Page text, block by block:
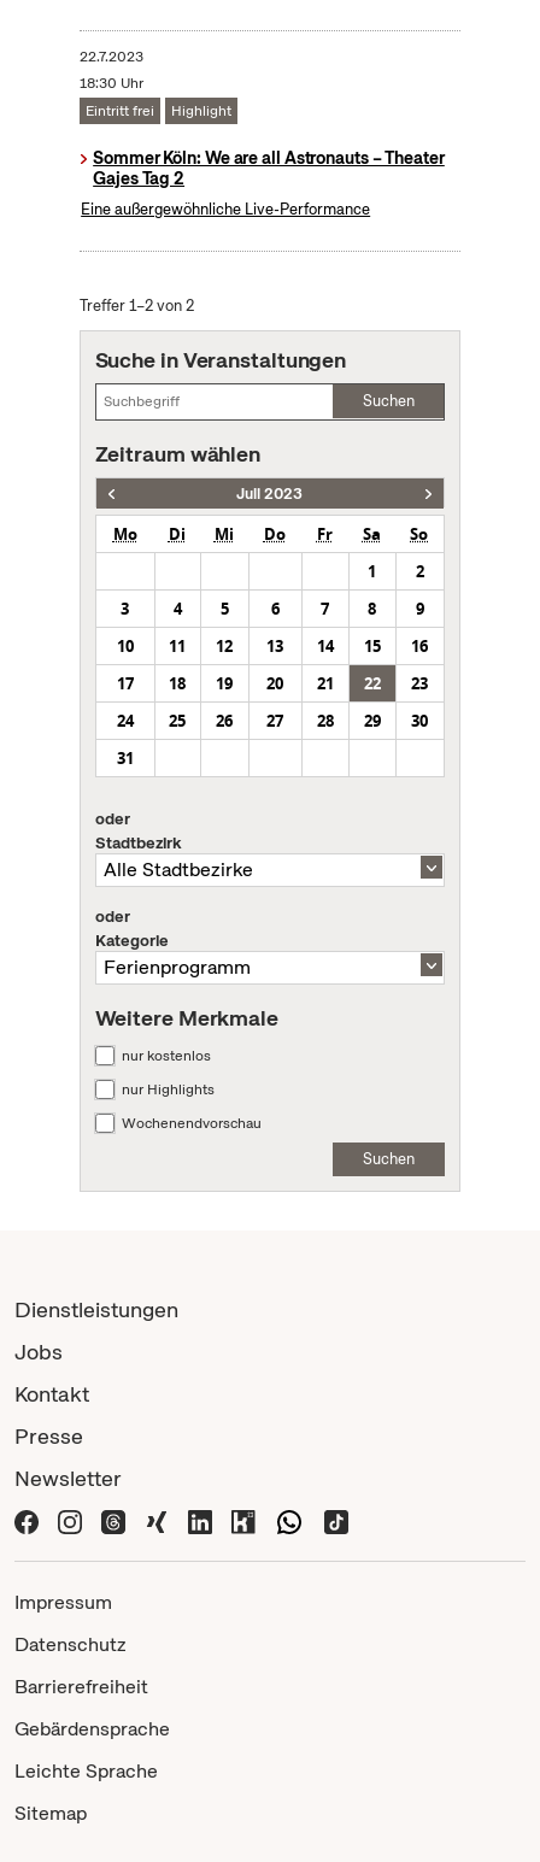
22.7.2023
18:30 Uhr
Eintritt frei
Highlight
Sommer Köln: We are all Astronauts – Theater
Gajes Tag 2
Eine außergewöhnliche Live-Performance
Treffer 1–2 von 2
Suche in Veranstaltungen
Suchen
Zeitraum wählen
Juli 2023
Mo Di Mi Do Fr Sa
So
1
2
3
4 5 6 7 8
9
10
11 12 13 14 15
16
17
18 19 20 21 22
23
24
25 26 27 28 29
30
31
oder
Stadtbezirk
oder
Kategorie
Weitere Merkmale
nur kostenlos
nur Highlights
Wochenendvorschau
Suchen
Dienstleistungen
Jobs
Kontakt
Presse
Newsletter
Impressum
Datenschutz
Barrierefreiheit
Gebärdensprache
Leichte Sprache
Sitemap